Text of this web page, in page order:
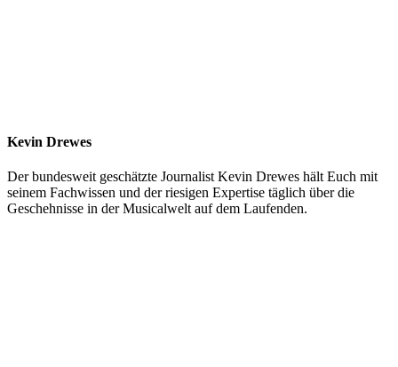
Kevin Drewes
Der bundesweit geschätzte Journalist Kevin Drewes hält Euch mit
seinem Fachwissen und der riesigen Expertise täglich über die
Geschehnisse in der Musicalwelt auf dem Laufenden.